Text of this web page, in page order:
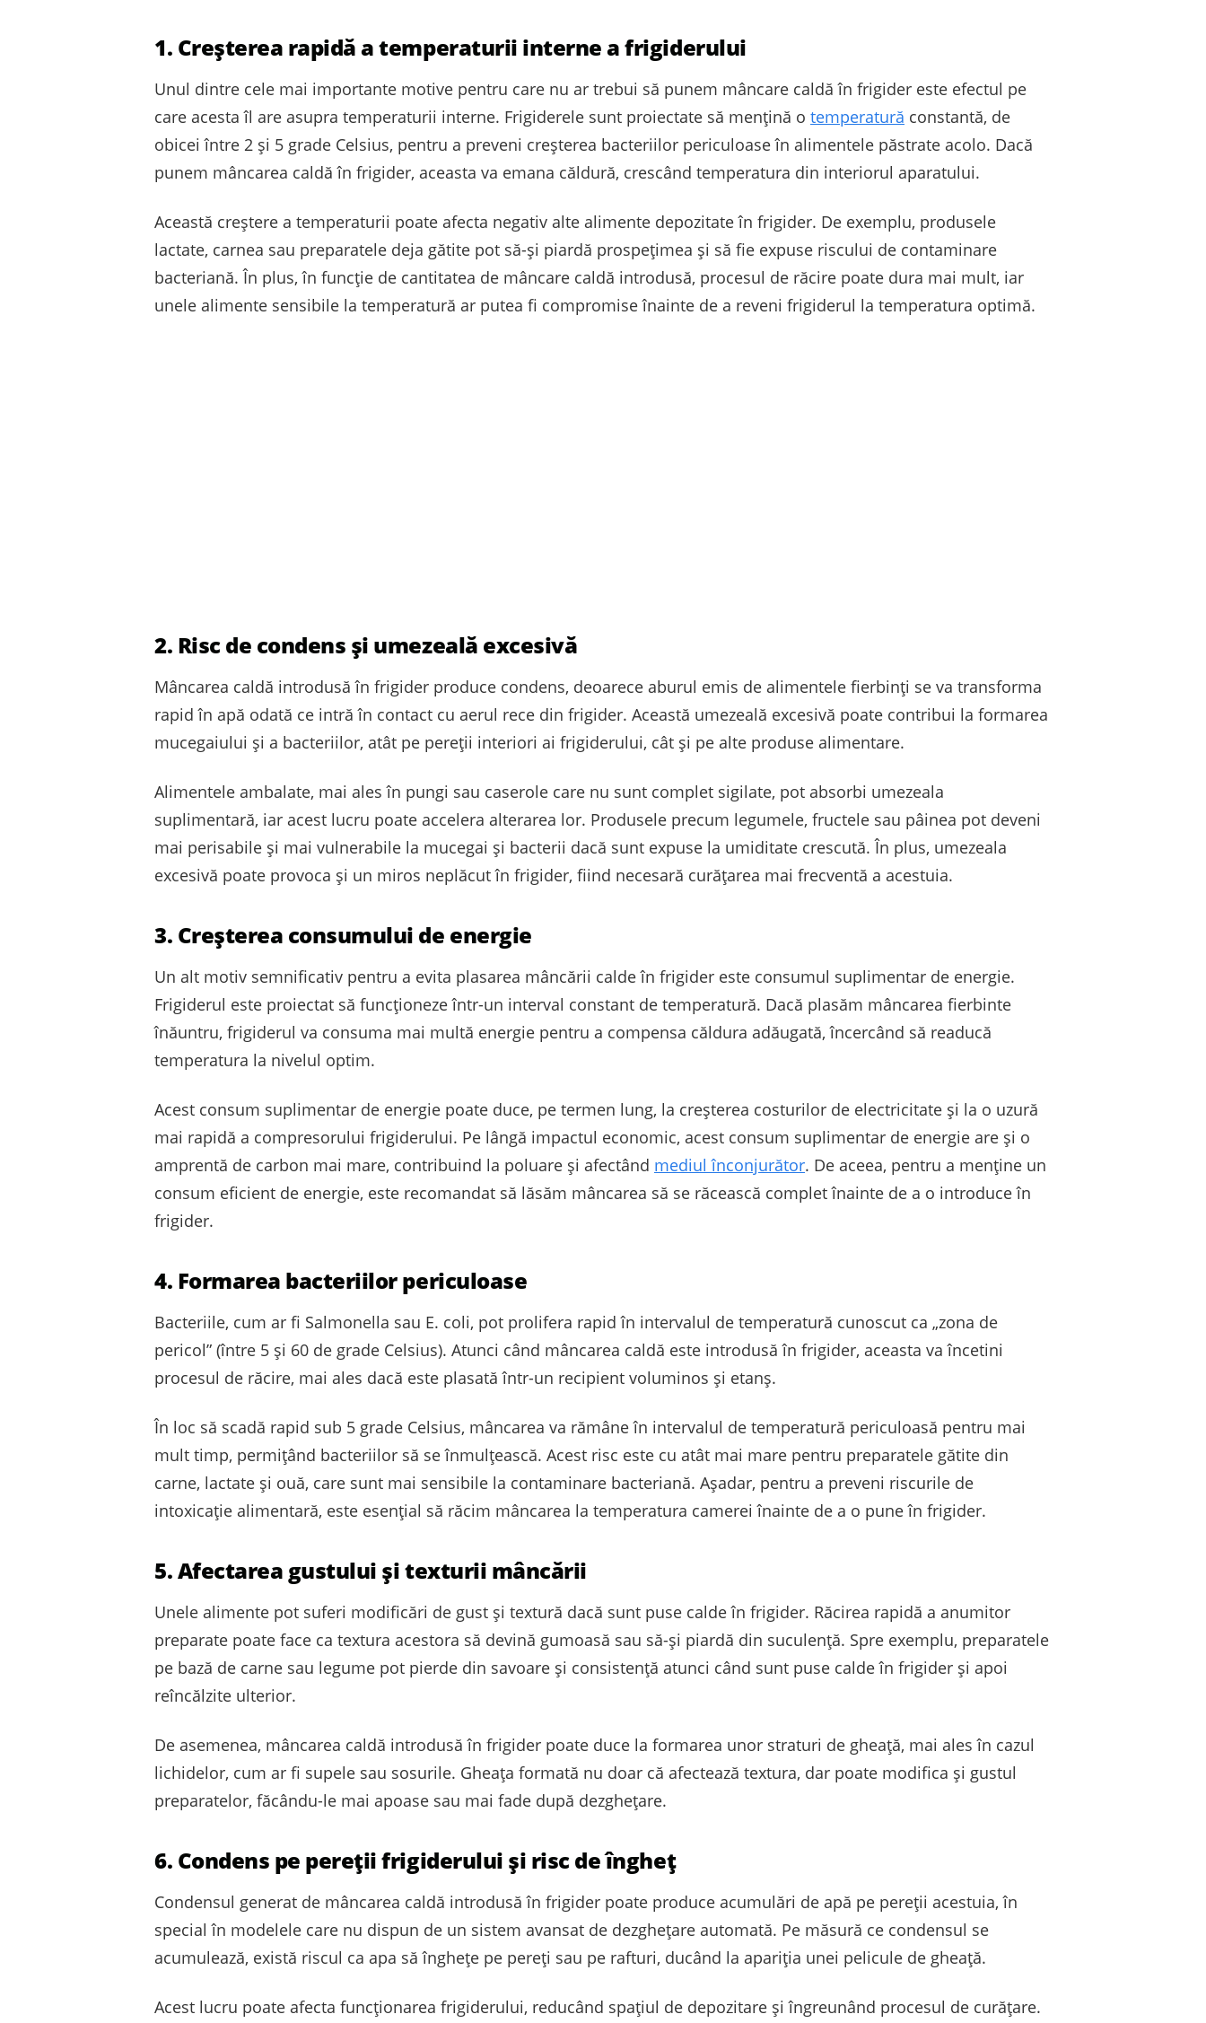
1. Creșterea rapidă a temperaturii interne a frigiderului
Unul dintre cele mai importante motive pentru care nu ar trebui să punem mâncare caldă în frigider este efectul pe
care acesta îl are asupra temperaturii interne. Frigiderele sunt proiectate să mențină o temperatură constantă, de
obicei între 2 și 5 grade Celsius, pentru a preveni creșterea bacteriilor periculoase în alimentele păstrate acolo. Dacă
punem mâncarea caldă în frigider, aceasta va emana căldură, crescând temperatura din interiorul aparatului.
Această creștere a temperaturii poate afecta negativ alte alimente depozitate în frigider. De exemplu, produsele
lactate, carnea sau preparatele deja gătite pot să-și piardă prospețimea și să fie expuse riscului de contaminare
bacteriană. În plus, în funcție de cantitatea de mâncare caldă introdusă, procesul de răcire poate dura mai mult, iar
unele alimente sensibile la temperatură ar putea fi compromise înainte de a reveni frigiderul la temperatura optimă.
2. Risc de condens și umezeală excesivă
Mâncarea caldă introdusă în frigider produce condens, deoarece aburul emis de alimentele fierbinți se va transforma
rapid în apă odată ce intră în contact cu aerul rece din frigider. Această umezeală excesivă poate contribui la formarea
mucegaiului și a bacteriilor, atât pe pereții interiori ai frigiderului, cât și pe alte produse alimentare.
Alimentele ambalate, mai ales în pungi sau caserole care nu sunt complet sigilate, pot absorbi umezeala
suplimentară, iar acest lucru poate accelera alterarea lor. Produsele precum legumele, fructele sau pâinea pot deveni
mai perisabile și mai vulnerabile la mucegai și bacterii dacă sunt expuse la umiditate crescută. În plus, umezeala
excesivă poate provoca și un miros neplăcut în frigider, fiind necesară curățarea mai frecventă a acestuia.
3. Creșterea consumului de energie
Un alt motiv semnificativ pentru a evita plasarea mâncării calde în frigider este consumul suplimentar de energie.
Frigiderul este proiectat să funcționeze într-un interval constant de temperatură. Dacă plasăm mâncarea fierbinte
înăuntru, frigiderul va consuma mai multă energie pentru a compensa căldura adăugată, încercând să readucă
temperatura la nivelul optim.
Acest consum suplimentar de energie poate duce, pe termen lung, la creșterea costurilor de electricitate și la o uzură
mai rapidă a compresorului frigiderului. Pe lângă impactul economic, acest consum suplimentar de energie are și o
amprentă de carbon mai mare, contribuind la poluare și afectând mediul înconjurător. De aceea, pentru a menține un
consum eficient de energie, este recomandat să lăsăm mâncarea să se răcească complet înainte de a o introduce în
frigider.
4. Formarea bacteriilor periculoase
Bacteriile, cum ar fi Salmonella sau E. coli, pot prolifera rapid în intervalul de temperatură cunoscut ca „zona de
pericol” (între 5 și 60 de grade Celsius). Atunci când mâncarea caldă este introdusă în frigider, aceasta va încetini
procesul de răcire, mai ales dacă este plasată într-un recipient voluminos și etanș.
În loc să scadă rapid sub 5 grade Celsius, mâncarea va rămâne în intervalul de temperatură periculoasă pentru mai
mult timp, permițând bacteriilor să se înmulțească. Acest risc este cu atât mai mare pentru preparatele gătite din
carne, lactate și ouă, care sunt mai sensibile la contaminare bacteriană. Așadar, pentru a preveni riscurile de
intoxicație alimentară, este esențial să răcim mâncarea la temperatura camerei înainte de a o pune în frigider.
5. Afectarea gustului și texturii mâncării
Unele alimente pot suferi modificări de gust și textură dacă sunt puse calde în frigider. Răcirea rapidă a anumitor
preparate poate face ca textura acestora să devină gumoasă sau să-și piardă din suculență. Spre exemplu, preparatele
pe bază de carne sau legume pot pierde din savoare și consistență atunci când sunt puse calde în frigider și apoi
reîncălzite ulterior.
De asemenea, mâncarea caldă introdusă în frigider poate duce la formarea unor straturi de gheață, mai ales în cazul
lichidelor, cum ar fi supele sau sosurile. Gheața formată nu doar că afectează textura, dar poate modifica și gustul
preparatelor, făcându-le mai apoase sau mai fade după dezghețare.
6. Condens pe pereții frigiderului și risc de îngheț
Condensul generat de mâncarea caldă introdusă în frigider poate produce acumulări de apă pe pereții acestuia, în
special în modelele care nu dispun de un sistem avansat de dezghețare automată. Pe măsură ce condensul se
acumulează, există riscul ca apa să înghețe pe pereți sau pe rafturi, ducând la apariția unei pelicule de gheață.
Acest lucru poate afecta funcționarea frigiderului, reducând spațiul de depozitare și îngreunând procesul de curățare.